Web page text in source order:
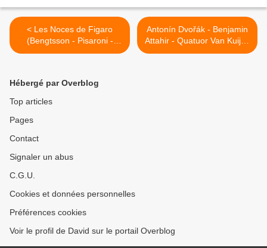
< Les Noces de Figaro
(Bengtsson - Pisaroni -
Mattei - Dudamel - Jones)
Antonín Dvořák - Benjamin
Attahir - Quatuor Van Kuijk -
Cité de la Musique >
Hébergé par Overblog
Top articles
Pages
Contact
Signaler un abus
C.G.U.
Cookies et données personnelles
Préférences cookies
Voir le profil de David sur le portail Overblog